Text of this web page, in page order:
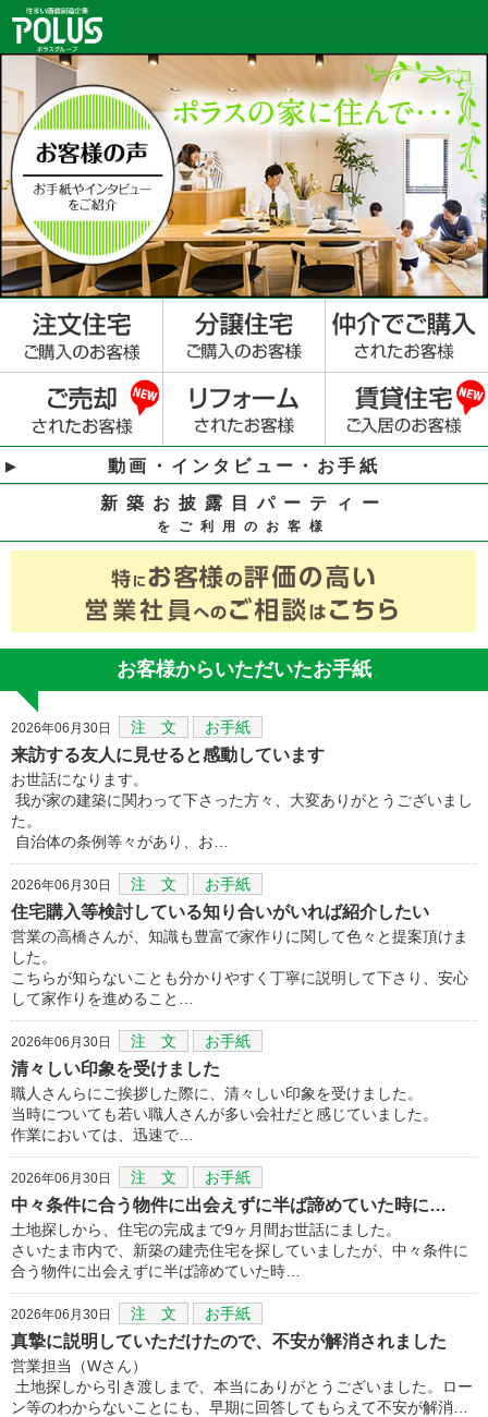
動画・インタビュー・お手紙
新築お披露目パーティー
をご利用のお客様
お客様からいただいたお手紙
2026年06月30日 注 文 お手紙
来訪する友人に見せると感動しています
お世話になります。
我が家の建築に関わって下さった方々、大変ありがとうございまし
た。
自治体の条例等々があり、お…
2026年06月30日 注 文 お手紙
住宅購入等検討している知り合いがいれば紹介したい
営業の高橋さんが、知識も豊富で家作りに関して色々と提案頂けま
した。
こちらが知らないことも分かりやすく丁寧に説明して下さり、安心
して家作りを進めること…
2026年06月30日 注 文 お手紙
清々しい印象を受けました
職人さんらにご挨拶した際に、清々しい印象を受けました。
当時についても若い職人さんが多い会社だと感じていました。
作業においては、迅速で…
2026年06月30日 注 文 お手紙
中々条件に合う物件に出会えずに半ば諦めていた時に…
土地探しから、住宅の完成まで9ヶ月間お世話にました。
さいたま市内で、新築の建売住宅を探していましたが、中々条件に
合う物件に出会えずに半ば諦めていた時…
2026年06月30日 注 文 お手紙
真摯に説明していただけたので、不安が解消されました
営業担当（Wさん）
土地探しから引き渡しまで、本当にありがとうございました。ロー
ン等のわからないことにも、早期に回答してもらえて不安が解消…